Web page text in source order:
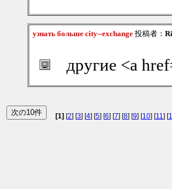
узнать больше city--exchange 投稿者：
другие <a
[1] [2] [3] [4] [5] [6] [7] [8] [9] [10] [11] [